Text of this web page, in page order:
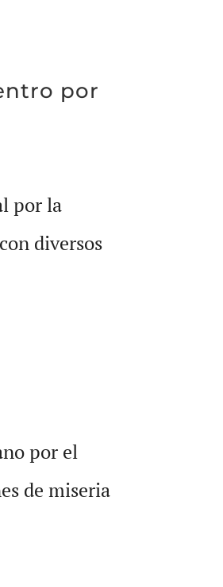
por
por la
diversos
por el
de miseria